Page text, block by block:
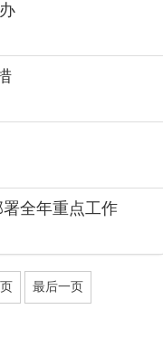
全年重点工作
最后一页